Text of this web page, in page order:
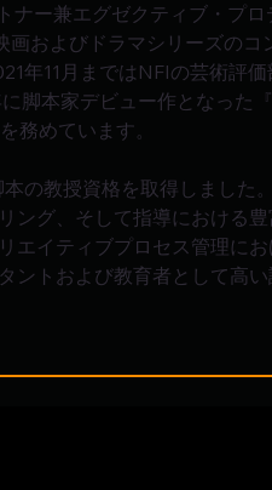
ナー兼エグゼクティブ・プロ
およびドラマシリーズのコ
年11月まではNFIの芸術評価
脚本家デビュー作となった
務めています。
の教授資格を取得しました
ング、そして指導における
エイティブプロセス管理にお
ントおよび教育者として高